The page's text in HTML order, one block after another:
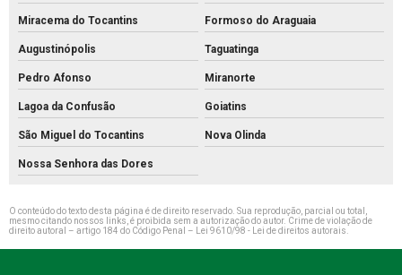
Miracema do Tocantins Formoso do Araguaia
Augustinópolis Taguatinga
Pedro Afonso Miranorte
Lagoa da Confusão Goiatins
São Miguel do Tocantins Nova Olinda
Nossa Senhora das Dores
O conteúdo do texto desta página é de direito reservado. Sua reprodução, parcial ou total,
mesmo citando nossos links, é proibida sem a autorização do autor. Crime de violação de
direito autoral – artigo 184 do Código Penal –
Lei 9610/98 - Lei de direitos autorais